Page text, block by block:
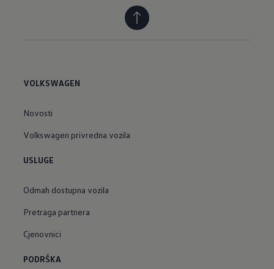
VOLKSWAGEN
Novosti
Volkswagen privredna vozila
USLUGE
Odmah dostupna vozila
Pretraga partnera
Cjenovnici
PODRŠKA